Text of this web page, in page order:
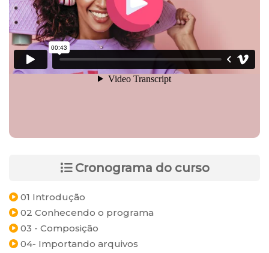
Cronograma do curso
01 Introdução
02 Conhecendo o programa
03 - Composição
04- Importando arquivos